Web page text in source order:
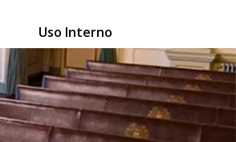
Uso Interno